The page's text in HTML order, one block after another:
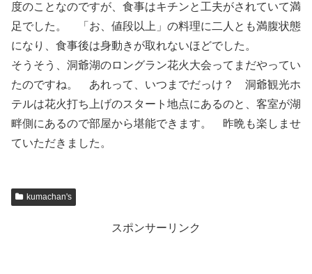
度のことなのですが、食事はキチンと工夫がされていて満
足でした。 「お、値段以上」の料理に二人とも満腹状態
になり、食事後は身動きが取れないほどでした。
そうそう、洞爺湖のロングラン花火大会ってまだやってい
たのですね。 あれって、いつまでだっけ？ 洞爺観光ホ
テルは花火打ち上げのスタート地点にあるのと、客室が湖
畔側にあるので部屋から堪能できます。 昨晩も楽しませ
ていただきました。
kumachan's
スポンサーリンク